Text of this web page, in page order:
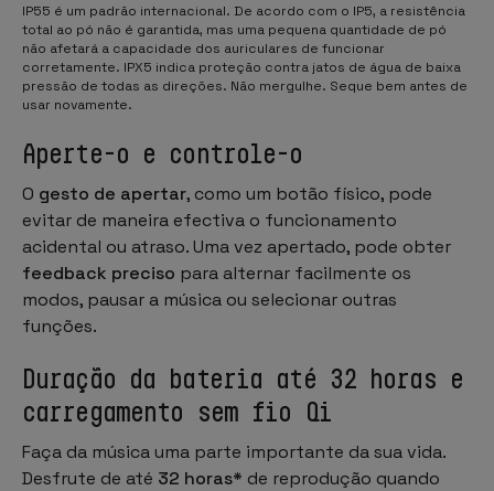
IP55 é um padrão internacional. De acordo com o IP5, a resistência
total ao pó não é garantida, mas uma pequena quantidade de pó
não afetará a capacidade dos auriculares de funcionar
corretamente. IPX5 indica proteção contra jatos de água de baixa
pressão de todas as direções. Não mergulhe. Seque bem antes de
usar novamente.
Aperte-o e controle-o
O gesto de apertar, como um botão físico, pode
evitar de maneira efectiva o funcionamento
acidental ou atraso. Uma vez apertado, pode obter
feedback preciso para alternar facilmente os
modos, pausar a música ou selecionar outras
funções.
Duração da bateria até 32 horas e
carregamento sem fio Qi
Faça da música uma parte importante da sua vida.
Desfrute de até 32 horas* de reprodução quando